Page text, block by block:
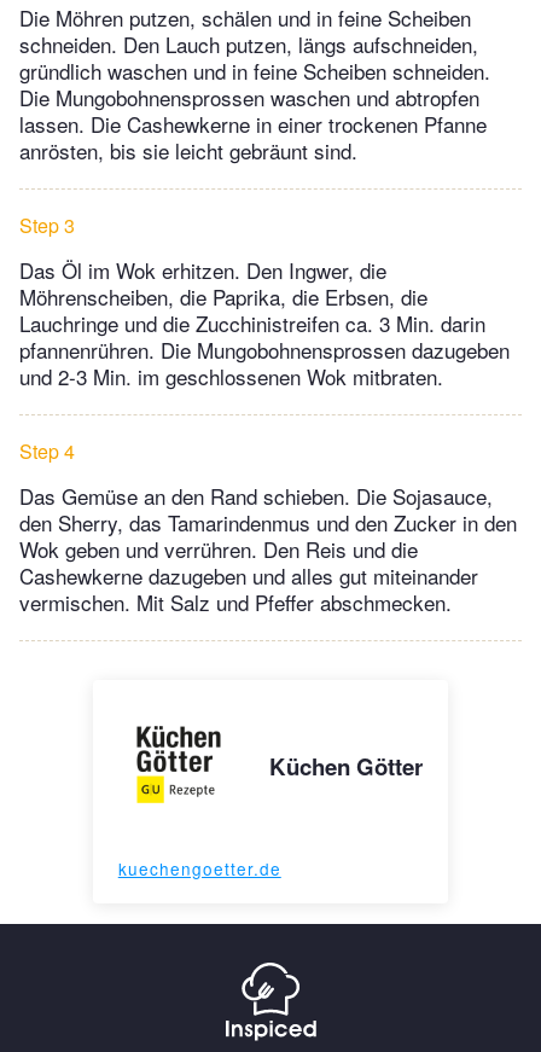
Die Möhren putzen, schälen und in feine Scheiben
schneiden. Den Lauch putzen, längs aufschneiden,
gründlich waschen und in feine Scheiben schneiden.
Die Mungobohnensprossen waschen und abtropfen
lassen. Die Cashewkerne in einer trockenen Pfanne
anrösten, bis sie leicht gebräunt sind.
Step 3
Das Öl im Wok erhitzen. Den Ingwer, die
Möhrenscheiben, die Paprika, die Erbsen, die
Lauchringe und die Zucchinistreifen ca. 3 Min. darin
pfannenrühren. Die Mungobohnensprossen dazugeben
und 2-3 Min. im geschlossenen Wok mitbraten.
Step 4
Das Gemüse an den Rand schieben. Die Sojasauce,
den Sherry, das Tamarindenmus und den Zucker in den
Wok geben und verrühren. Den Reis und die
Cashewkerne dazugeben und alles gut miteinander
vermischen. Mit Salz und Pfeffer abschmecken.
Küchen Götter
kuechengoetter.de